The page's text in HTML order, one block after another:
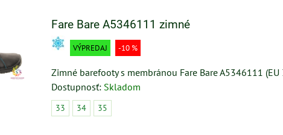
Fare Bare A5346111 zimné
VÝPREDAJ -10 %
Zimné barefooty s membránou Fare Bare A5346111
Dostupnosť: Skladom
33 34 35